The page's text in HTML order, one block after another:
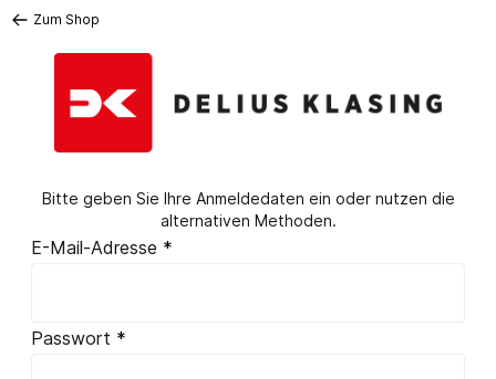
Bitte geben Sie Ihre Anmeldedaten ein oder nutzen die
alternativen Methoden.
E-Mail-Adresse *
Passwort *
Zum Shop
Anmelden | Delius Klasing